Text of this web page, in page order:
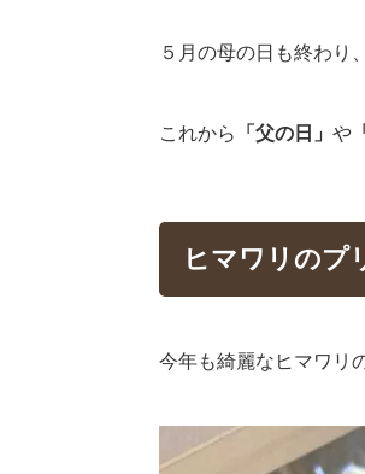
５月の母の日も終わり
これから 「父の日」 や
ヒマワリのプ
今年も綺麗なヒマワリ